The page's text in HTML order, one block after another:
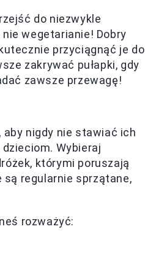
do niezwykle
wegetarianie! Dobry
przyciągnąć je do
zakrywać pułapki, gdy
zawsze przewagę!
aby nigdy nie stawiać ich
dzieciom. Wybieraj
którymi poruszają
są regularnie sprzątane,
rozważyć: